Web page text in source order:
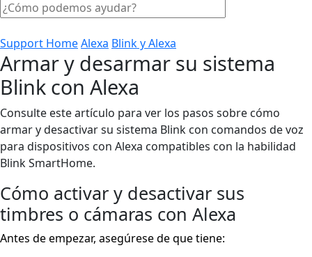
Support HomeAlexa Blink y Alexa
Armar y desarmar su sistema
Blink con Alexa
Consulte este artículo para ver los pasos sobre cómo
armar y desactivar su sistema Blink con comandos de voz
para dispositivos con Alexa compatibles con la habilidad
Blink SmartHome.
Cómo activar y desactivar sus
timbres o cámaras con Alexa
Antes de empezar, asegúrese de que tiene: